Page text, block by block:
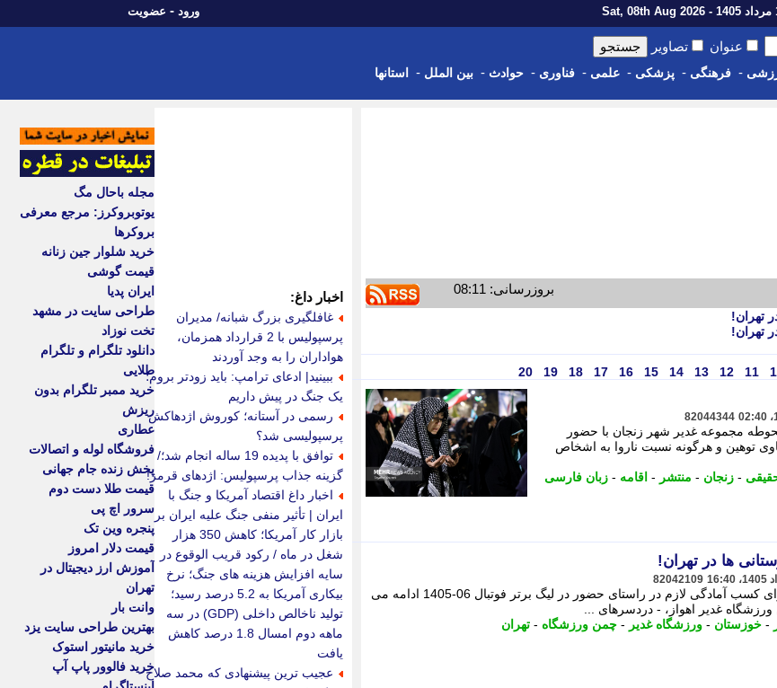
ورود - عضویت
عنوان تصاویر
- فرهنگی - پزشکی - علمی - فناوری - حوادث - بین الملل - استانها
بروزرسانی: 08:11
تهران!
تهران!
11
12
13
14
15
16
17
18
19
20
82044344
مجموعه غدیر شهر زنجان با حضور
توهین و هرگونه نسبت ناروا به اشخاص
- زنجان - منتشر - اقامه - زبان فارسی
ها در تهران!
82042109
استقلال خوزستان در تهران به تمرینات خود برای کسب آمادگی لازم در راستای حضور در لیگ برتر فوتبال 06-1405 ادامه می
غدیر اهواز، - دردسرهای ...
- خوزستان - ورزشگاه غدیر - چمن ورزشگاه - تهران
اخبار داغ:
غافلگیری بزرگ شبانه/ مدیران
پرسپولیس با 2 قرارداد همزمان،
هواداران را به وجد آوردند
ببینید| ادعای ترامپ: باید زودتر بروم؛
یک جنگ در پیش داریم
رسمی در آستانه؛ کوروش اژدهاکش
پرسپولیسی شد؟
توافق با پدیده 19 ساله انجام شد؛/
گزینه جذاب پرسپولیس: اژدهای قرمز!
اخبار داغ اقتصاد آمریکا و جنگ با
ایران | تأثیر منفی جنگ علیه ایران بر
بازار کار آمریکا؛ کاهش 350 هزار
شغل در ماه / رکود قریب الوقوع در
سایه افزایش هزینه های جنگ؛ نرخ
بیکاری آمریکا به 5.2 درصد رسید؛
تولید ناخالص داخلی (GDP) در سه
ماهه دوم امسال 1.8 درصد کاهش
یافت
عجیب ترین پیشنهادی که محمد صلاح
مجله باحال مگ
یوتوبروکرز: مرجع معرفی
بروکرها
خرید شلوار جین زنانه
قیمت گوشی
ایران پدیا
طراحی سایت در مشهد
تخت نوزاد
دانلود تلگرام و تلگرام
طلایی
خرید ممبر تلگرام بدون
ریزش
عطاری
فروشگاه لوله و اتصالات
پخش زنده جام جهانی
قیمت طلا دست دوم
سرور اچ پی
پنجره وین تک
قیمت دلار امروز
آموزش ارز دیجیتال در
تهران
وانت بار
بهترین طراحی سایت یزد
خرید مانیتور استوک
خرید فالوور پاپ آپ